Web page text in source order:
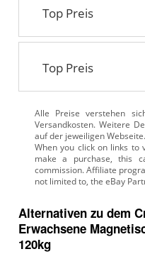
Top Preis
Top Preis
Alle Preise verstehen
Versandkosten. Weitere
auf der jeweiligen Webseite.
Alternativen zu dem
Erwachsene
120kg